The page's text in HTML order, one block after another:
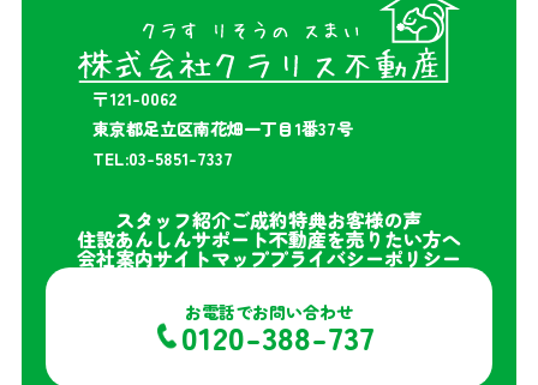
〒121-0062
東京都足立区南花畑一丁目1番37号
TEL:03-5851-7337
スタッフ紹介ご成約特典お客様の声
住設あんしんサポート不動産を売りたい方へ
会社案内サイトマッププライバシーポリシー
お電話でお問い合わせ
0120-388-737